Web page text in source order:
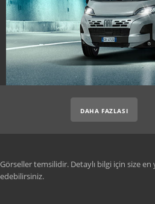
DAHA FAZLASI
Görseller temsilidir. Detaylı bilgi için size
edebilirsiniz.